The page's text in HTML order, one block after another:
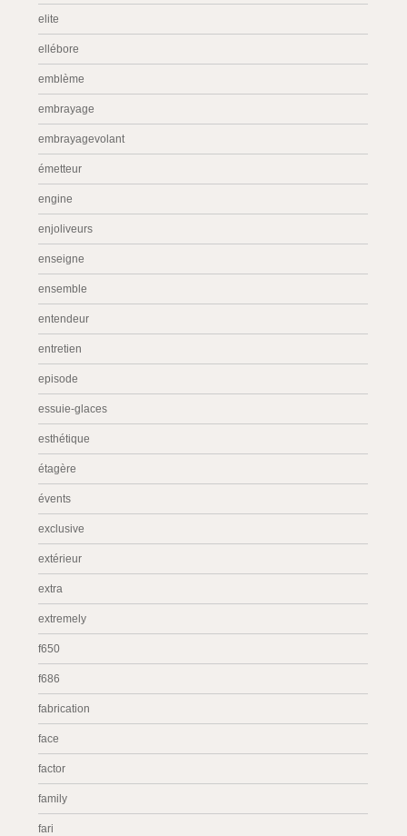
elite
ellébore
emblème
embrayage
embrayagevolant
émetteur
engine
enjoliveurs
enseigne
ensemble
entendeur
entretien
episode
essuie-glaces
esthétique
étagère
évents
exclusive
extérieur
extra
extremely
f650
f686
fabrication
face
factor
family
fari